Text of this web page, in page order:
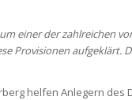
einer der zahl­rei­chen
Pro­vi­sio­nen auf­ge­klärt.
hel­fen Anle­gern des